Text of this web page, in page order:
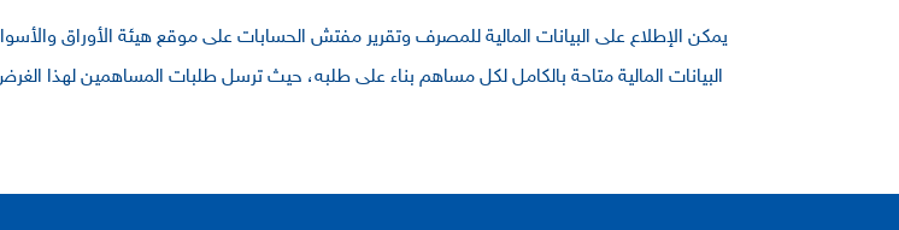
يمكن الإطلاع على البيانات المالية للمصرف وتقرير مفتش الحسابات على موقع هيئة الأوراق
البيانات المالية متاحة بالكامل لكل مساهم بناء على طلبه، حيث ترسل طلبات المساهمين لهذا